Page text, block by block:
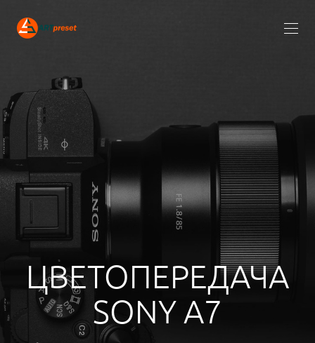
ЦВЕТОПЕРЕДАЧА
SONY A7